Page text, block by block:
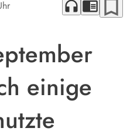
headphones chrome_reader_mode bookmark_border
einige